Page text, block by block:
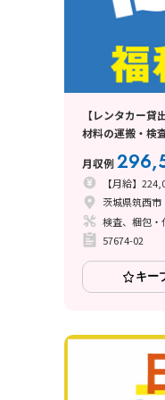
【レンタカー
材料の運搬・検
月収例
【月給】
茨城県筑西市
57674-02
キー